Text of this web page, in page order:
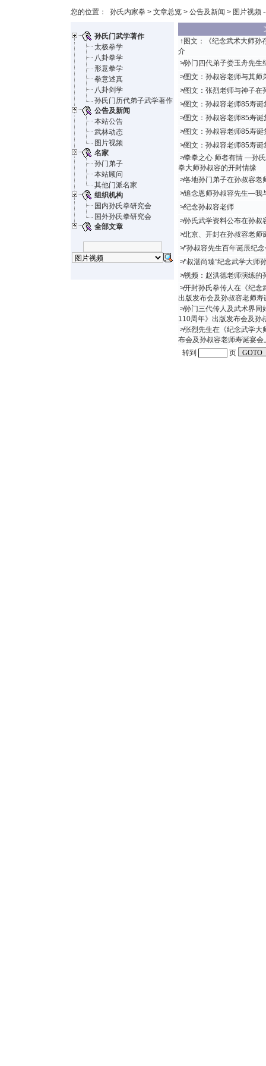
您的位置： 孙氏内家拳 > 文章总览 > 公告及新闻 > 图片视频
孙氏门武学著作
太极拳学
八卦拳学
形意拳学
拳意述真
八卦剑学
孙氏门历代弟子武学著作
公告及新闻
本站公告
武林动态
图片视频
名家
孙门弟子
本站顾问
其他门派名家
组织机构
国内孙氏拳研究会
国外孙氏拳研究会
全部文章
↑ 图文：《纪念武术大师孙
介
≯孙门四代弟子娄玉舟先生
≯图文：孙叔容老师与其师
≯图文：张烈老师与神子在
≯图文：孙叔容老师85寿诞
≯图文：孙叔容老师85寿诞
≯图文：孙叔容老师85寿诞
≯图文：孙叔容老师85寿诞
≯拳拳之心 师者有情 —孙
拳大师孙叔容的开封情缘
≯各地孙门弟子在孙叔容老
≯追念恩师孙叔容先生—我
≯纪念孙叔容老师
≯孙氏武学资料公布在孙叔
≯北京、开封在孙叔容老
≯“孙叔容先生百年诞辰纪
≯“叔湛尚臻”纪念武学大师
≯视频：赵洪德老师演练的
≯开封孙氏拳传人在《纪念
出版发布会及孙叔容老师寿
≯孙门三代传人及武术界同
110周年》出版发布会及孙
≯张烈先生在《纪念武学大
布会及孙叔容老师寿诞宴会
转到
页